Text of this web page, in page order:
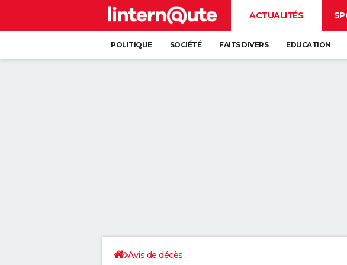
ACTUALITÉS
POLITIQUE SOCIÉTÉ FAITS DIVERS EDUCATION
Avis de décès